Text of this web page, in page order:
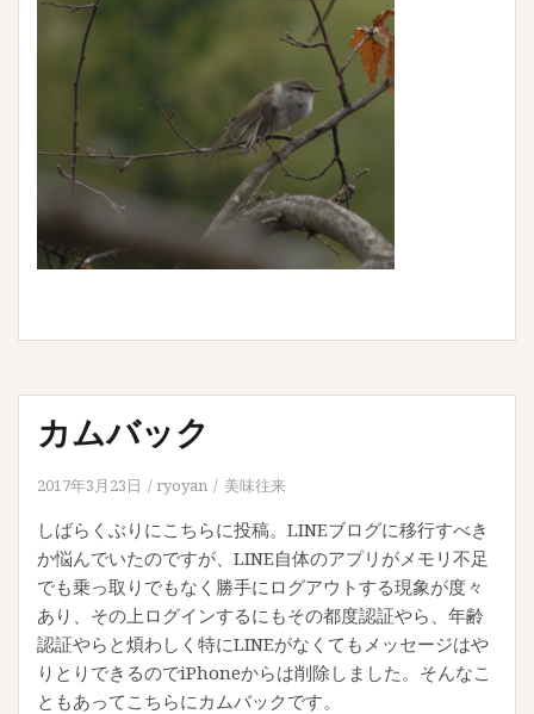
カムバック
2017年3月23日 ryoyan 美味往来
しばらくぶりにこちらに投稿。LINEブログに移行すべき
か悩んでいたのですが、LINE自体のアプリがメモリ不足
でも乗っ取りでもなく勝手にログアウトする現象が度々
あり、その上ログインするにもその都度認証やら、年齢
認証やらと煩わしく特にLINEがなくてもメッセージはや
りとりできるのでiPhoneからは削除しました。そんなこ
ともあってこちらにカムバックです。